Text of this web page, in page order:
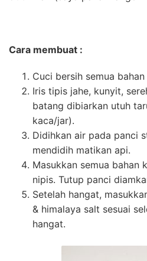
Cara membuat :
Cuci bersih semua
Iris tipis jahe, kunyit,
batang dibiarkan utuh
kaca/jar).
Didihkan air pada panci
mendidih matikan api.
Masukkan semua bahan
nipis. Tutup panci
Setelah hangat,
& himalaya salt sesuai
hangat.